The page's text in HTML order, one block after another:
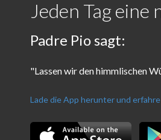
Jeden Tag
Padre Pio sagt:
"Lassen wir den himmlischen
Lade die App herunter und